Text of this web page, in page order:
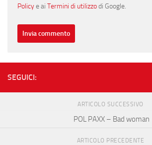
Policye ai Termini di utilizzodi Google.
SEGUICI:
ARTICOLO SUCCESSIVO
POL PAXX – Bad woman
ARTICOLO PRECEDENTE